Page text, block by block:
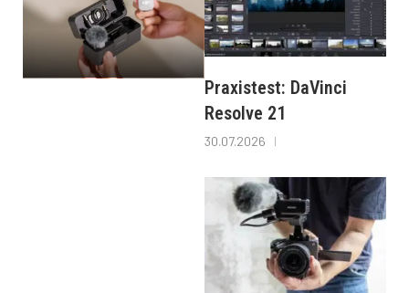
Praxistest: DaVinci
Resolve 21
30.07.2026